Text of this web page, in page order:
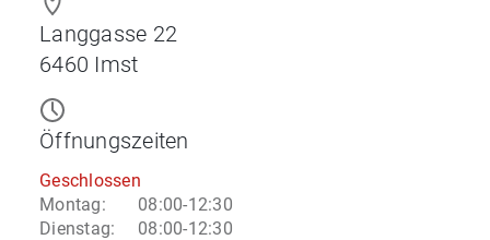
Langgasse 22
6460 Imst
Öffnungszeiten
Geschlossen
Montag:
08:00-12:30
Dienstag:
08:00-12:30